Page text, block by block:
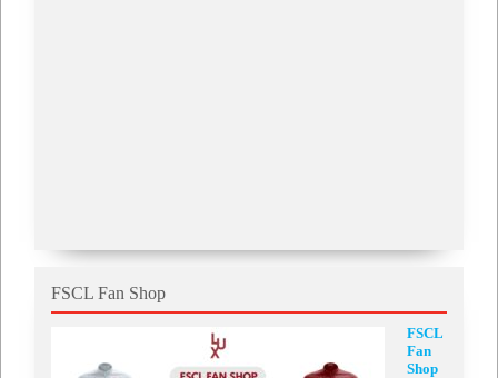
FSCL Fan Shop
FSCL
Fan
Shop